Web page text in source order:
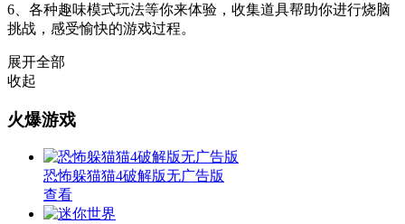
6、各种趣味模式玩法等你来体验，收集道具帮助你进行烧脑
挑战，感受愉快的游戏过程。
展开全部
收起
火爆游戏
恐怖躲猫猫4破解版无广告版
查看